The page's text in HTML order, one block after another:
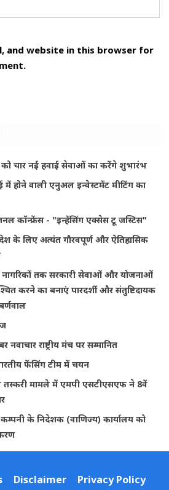
and website in this browser for
को चार नई हवाई सेवाओं का करेंगे शुभारंभ
में होने वाली एनुअल इन्वेस्टमेंट मीटिंग का
कॉन्फ्रेंस - "इन्हेंसिंग एक्सेस टू जस्टिस"
के लिए अत्यंत गौरवपूर्ण और ऐतिहासिक
तक सरकारी सेवाओं और योजनाओं
करने का बनाएं पारदर्शी और संतुष्टिदायक
राष्ट्रीय मंच पर सम्मानित
फेंसिंग टीम में चयन
मामले में एमपी एसटीएसएफ ने 8वें
के निदेशक (वाणिज्य) कार्यालय को
Disclaimer Privacy Policy